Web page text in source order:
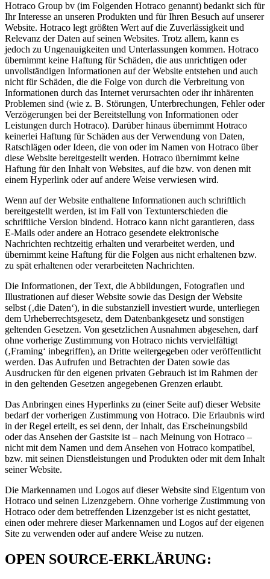
Hotraco Group bv (im Folgenden Hotraco genannt) bedankt sich für
Ihr Interesse an unseren Produkten und für Ihren Besuch auf unserer
Website. Hotraco legt größten Wert auf die Zuverlässigkeit und
Relevanz der Daten auf seinen Websites. Trotz allem, kann es
jedoch zu Ungenauigkeiten und Unterlassungen kommen. Hotraco
übernimmt keine Haftung für Schäden, die aus unrichtigen oder
unvollständigen Informationen auf der Website entstehen und auch
nicht für Schäden, die die Folge von durch die Verbreitung von
Informationen durch das Internet verursachten oder ihr inhärenten
Problemen sind (wie z. B. Störungen, Unterbrechungen, Fehler oder
Verzögerungen bei der Bereitstellung von Informationen oder
Leistungen durch Hotraco). Darüber hinaus übernimmt Hotraco
keinerlei Haftung für Schäden aus der Verwendung von Daten,
Ratschlägen oder Ideen, die von oder im Namen von Hotraco über
diese Website bereitgestellt werden. Hotraco übernimmt keine
Haftung für den Inhalt von Websites, auf die bzw. von denen mit
einem Hyperlink oder auf andere Weise verwiesen wird.
Wenn auf der Website enthaltene Informationen auch schriftlich
bereitgestellt werden, ist im Fall von Textunterschieden die
schriftliche Version bindend. Hotraco kann nicht garantieren, dass
E-Mails oder andere an Hotraco gesendete elektronische
Nachrichten rechtzeitig erhalten und verarbeitet werden, und
übernimmt keine Haftung für die Folgen aus nicht erhaltenen bzw.
zu spät erhaltenen oder verarbeiteten Nachrichten.
Die Informationen, der Text, die Abbildungen, Fotografien und
Illustrationen auf dieser Website sowie das Design der Website
selbst (‚die Daten‘), in die substanziell investiert wurde, unterliegen
dem Urheberrechtsgesetz, dem Datenbankgesetz und sonstigen
geltenden Gesetzen. Von gesetzlichen Ausnahmen abgesehen, darf
ohne vorherige Zustimmung von Hotraco nichts vervielfältigt
(‚Framing‘ inbegriffen), an Dritte weitergegeben oder veröffentlicht
werden. Das Aufrufen und Betrachten der Daten sowie das
Ausdrucken für den eigenen privaten Gebrauch ist im Rahmen der
in den geltenden Gesetzen angegebenen Grenzen erlaubt.
Das Anbringen eines Hyperlinks zu (einer Seite auf) dieser Website
bedarf der vorherigen Zustimmung von Hotraco. Die Erlaubnis wird
in der Regel erteilt, es sei denn, der Inhalt, das Erscheinungsbild
oder das Ansehen der Gastsite ist – nach Meinung von Hotraco –
nicht mit dem Namen und dem Ansehen von Hotraco kompatibel,
bzw. mit seinen Dienstleistungen und Produkten oder mit dem Inhalt
seiner Website.
Die Markennamen und Logos auf dieser Website sind Eigentum von
Hotraco und seinen Lizenzgebern. Ohne vorherige Zustimmung von
Hotraco oder dem betreffenden Lizenzgeber ist es nicht gestattet,
einen oder mehrere dieser Markennamen und Logos auf der eigenen
Site zu verwenden oder auf andere Weise zu nutzen.
OPEN SOURCE-ERKLÄRUNG: